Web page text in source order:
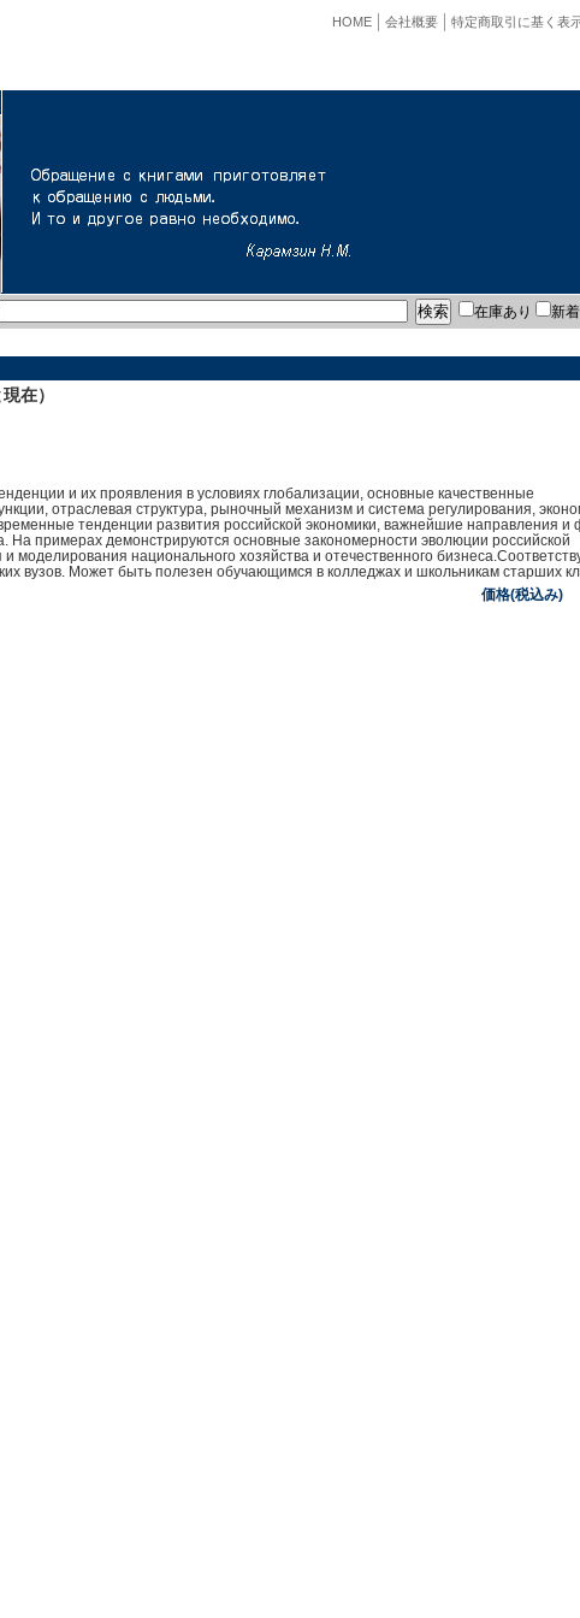
特定商取引に基く表
会社概要
HOME
在庫あり 新着
在）
и их проявления в условиях глобализации, основные качественные
отраслевая структура, рыночный механизм и система регулирования,
тенденции развития российской экономики, важнейшие направления и
На примерах демонстрируются основные закономерности эволюции российской
моделирования национального хозяйства и отечественного
вузов. Может быть полезен обучающимся в колледжах и школьникам старших
価格(税込み